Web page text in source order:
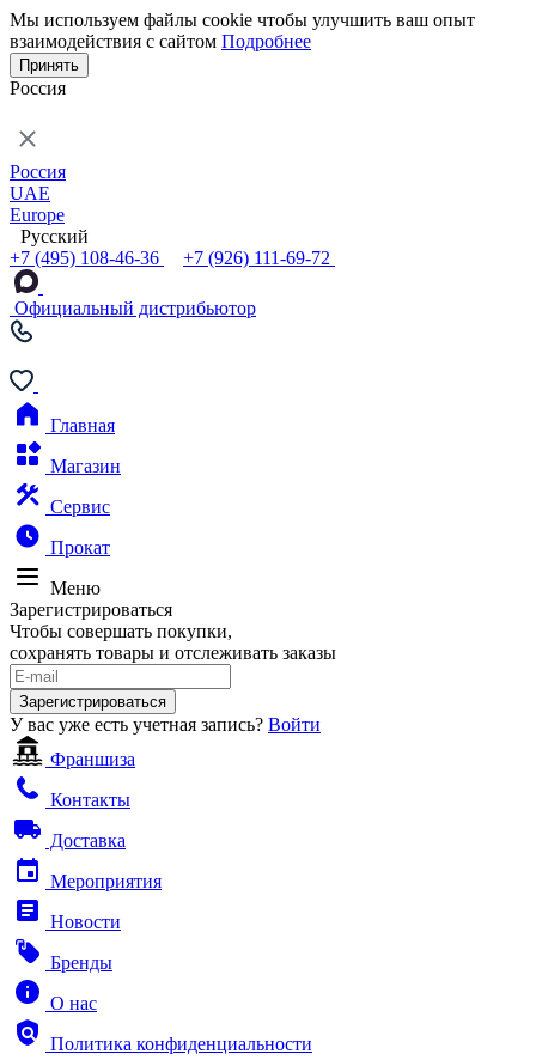
Мы используем файлы cookie чтобы улучшить ваш опыт
взаимодействия с сайтом Подробнее
Принять
Россия
Россия
UAE
Europe
Русский
+7 (495) 108-46-36
+7 (926) 111-69-72
Официальный дистрибьютор
Главная
Магазин
Сервис
Прокат
Меню
Зарегистрироваться
Чтобы совершать покупки,
сохранять товары и отслеживать заказы
Зарегистрироваться
У вас уже есть учетная запись? Войти
Франшиза
Контакты
Доставка
Мероприятия
Новости
Бренды
О нас
Политика конфиденциальности